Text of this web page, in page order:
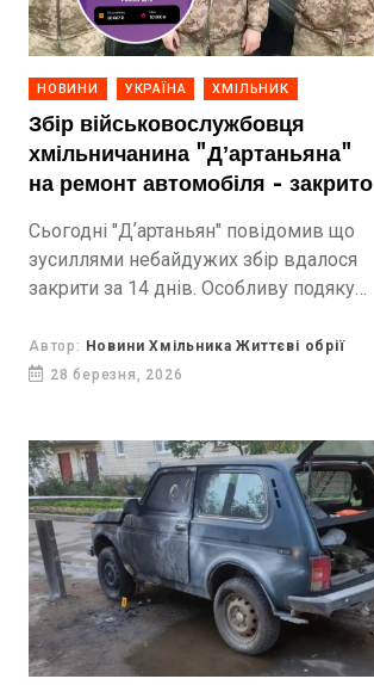
НОВИНИ УКРАЇНА ХМІЛЬНИК
Збір військовослужбовця
хмільничанина "Дʼартаньяна"
на ремонт автомобіля - закрито
Сьогодні "Дʼартаньян" повідомив що
зусиллями небайдужих збір вдалося
закрити за 14 днів. Особливу подяку
"Життєвих обріїв", Великодолинській
громаді Одеській області та її школам
Автор: Новини Хмільника Життєві обрії
28 березня, 2026